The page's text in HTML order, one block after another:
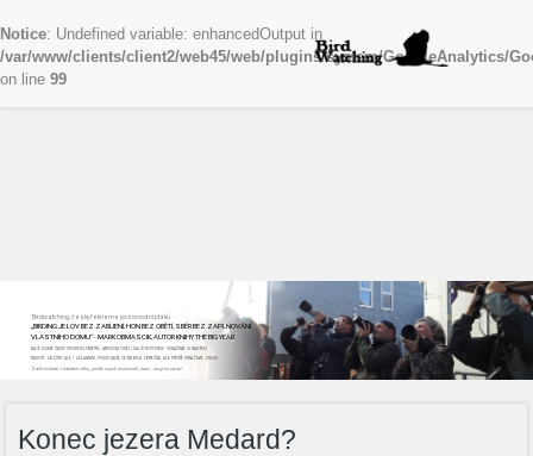
Notice: Undefined variable: enhancedOutput in
/var/www/clients/client2/web45/web/plugins/system/GoogleAnalytics/
on line 99
Birdwatching, česky řekneme pozorování ptáků
„BIRDING JE LOV BEZ ZABÍJENÍ, HON BEZ OBĚTÍ, SBĚR BEZ ZAPLŇOVÁNÍ
VLASTNÍHO DOMU“ - MARK OBMASCIK, AUTOR KNIHY THE BIG YEAR
NAJEZDÍME ČASTO STOVKY KILOMETRŮ, ABYCHOM VIDĚLI DALŠÍ NOVÝ DRUH. ODNÁŠÍME SI NADŠENÍ,
RADOST, ZÁŽITKY, ALE I ZKLAMÁNÍ, POKUD NAŠE CESTA BYLA ZBYTEČNÁ, ALE PŘÍŠTĚ VYRÁŽÍME ZNOVU
Začít můžete v každém věku, podle svých možností, času...stojí to za to!
Konec jezera Medard?